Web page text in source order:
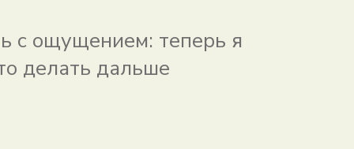
с ощущением: теперь я
делать дальше